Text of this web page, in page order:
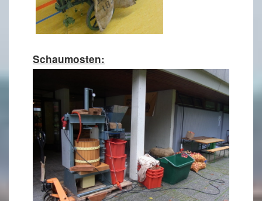
Schaumosten: